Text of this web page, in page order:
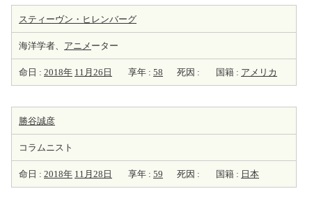
スティーヴン・ヒレンバーグ
海洋学者、 アニメ ーター
命日 : 2018年 11月26日 享年 : 58 死因 : 国籍 : アメリカ
勝谷誠彦
コラムニスト
命日 : 2018年 11月28日 享年 : 59 死因 : 国籍 : 日本